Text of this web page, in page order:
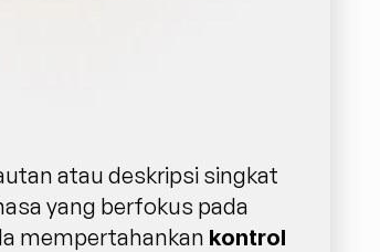
atau deskripsi singkat
yang berfokus pada
mempertahankan kontrol